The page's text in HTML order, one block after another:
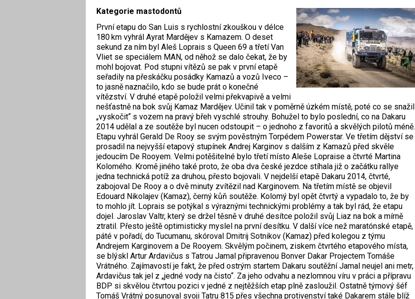
Kategorie mastodontů
První etapu do San Luis s rychlostní zkouškou v délce
180 km vyhrál Ayrat Mardějev s Kamazem. O deset
sekund za ním byl Aleš Loprais s Queen 69 a třetí Van
Vliet se speciálem MAN, od něhož se dalo čekat, že by
mohl bojovat. Pod stupni vítězů se pak v první etapě
seřadily na přeskáčku posádky Kamazů a vozů Iveco –
to jasně naznačilo, kdo se bude prát o konečné
vítězství. V druhé etapě položil velmi překvapivě a velmi
nešťastně na bok svůj Kamaz Mardějev. Učinil tak v poměrně úzkém místě, poté co se snažil
„vyskočit“ s vozem na pravý břeh vyschlé strouhy. Bohužel to bylo poslední, co na Dakaru
2014 udělal a ze soutěže byl nucen odstoupit – o jednoho z favoritů a skvělých pilotů méně.
Etapu vyhrál Gerald De Rooy se svým pověstným Torpédem Powerstar. Ve třetím dějství se
prosadil na nejvyšší etapový stupínek Andrej Karginov s dalším z Kamazů před skvěle
jedoucím De Rooyem. Velmi potěšitelné bylo třetí místo Aleše Lopraise a čtvrté Martina
Kolomého. Kromě jiného také proto, že oba dva české jezdce stíhala již o začátku rallye
jedna technická potíž za druhou, přesto bojovali. V nejdelší etapě Dakaru 2014, čtvrté,
zabojoval De Rooy a o dvě minuty zvítězil nad Karginovem. Na třetím místě se objevil
Edouard Nikolajev (Kamaz), černý kůň soutěže. Kolomý byl opět čtvrtý a vypadalo to, že by
to mohlo jít. Loprais se potýkal s výraznými technickými problémy a tak byl rád, že etapu
dojel. Jaroslav Valtr, který se držel těsně v druhé desítce položil svůj Liaz na bok a mírně
ztratil. Přesto ještě optimisticky myslel na první desítku. V další více než maratónské etapě,
páté v pořadí, do Tucumanu, skóroval Dmitrij Sotnikov (Kamaz) před kolegou z týmu
Andrejem Karginovem a De Rooyem. Skvělým počinem, ziskem čtvrtého etapového místa,
se blýskl Artur Ardavičus s Tatrou Jamal připravenou Bonver Dakar Projectem Tomáše
Vrátného. Zajímavostí je fakt, že před ostrým startem Dakaru soutěžní Jamal neujel ani metr,
Ardavičus tak jel z „jedné vody na čisto“. Za jeho odvahu a nezlomnou víru v práci a přípravu
BDP si skvělou čtvrtou pozici v jedné z nejtěžších etap plně zasloužil. Ostatně týmový šéf
Tomáš Vrátný posunoval svoji Tatru 815 přes všechna protivenství také Dakarem stále blíž